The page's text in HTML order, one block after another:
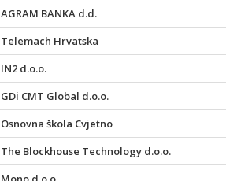
AGRAM BANKA d.d.
Telemach Hrvatska
IN2 d.o.o.
GDi CMT Global d.o.o.
Osnovna škola Cvjetno
The Blockhouse Technology d.o.o.